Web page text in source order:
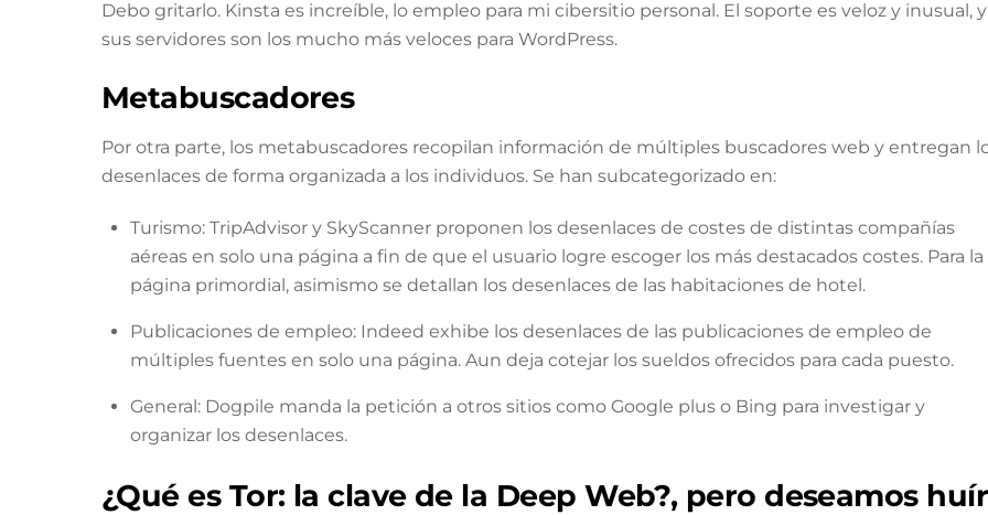
Debo gritarlo. Kinsta es increíble, lo empleo para mi cibersitio personal. El soporte es veloz y inusual, y
sus servidores son los mucho más veloces para WordPress.
Metabuscadores
Por otra parte, los metabuscadores recopilan información de múltiples buscadores web y entregan
desenlaces de forma organizada a los individuos. Se han subcategorizado en:
Turismo: TripAdvisor y SkyScanner proponen los desenlaces de costes de distintas compañías
aéreas en solo una página a fin de que el usuario logre escoger los más destacados costes. Para la
página primordial, asimismo se detallan los desenlaces de las habitaciones de hotel.
Publicaciones de empleo: Indeed exhibe los desenlaces de las publicaciones de empleo de
múltiples fuentes en solo una página. Aun deja cotejar los sueldos ofrecidos para cada puesto.
General: Dogpile manda la petición a otros sitios como Google plus o Bing para investigar y
organizar los desenlaces.
¿Qué es Tor: la clave de la Deep Web?, pero deseamos huír